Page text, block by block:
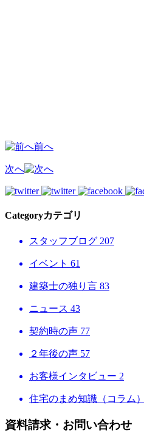
前へ
次へ
Categoryカテゴリ
スタッフブログ 207
イベント 61
建築士の独り言 83
ニュース 43
契約時の声 77
２年後の声 57
お客様インタビュー 2
住宅のまめ知識（コラム）
資料請求・お問い合わせ